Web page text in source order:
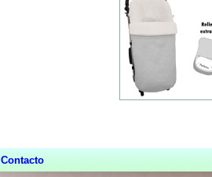
Contacto